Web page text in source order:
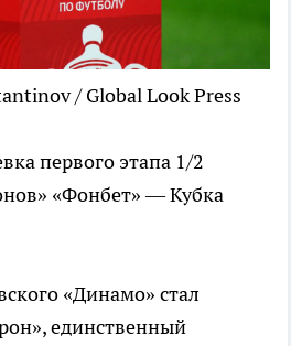
/ Global Look Press
первого этапа 1/2
«Фонбет» — Кубка
«Динамо» стал
единственный